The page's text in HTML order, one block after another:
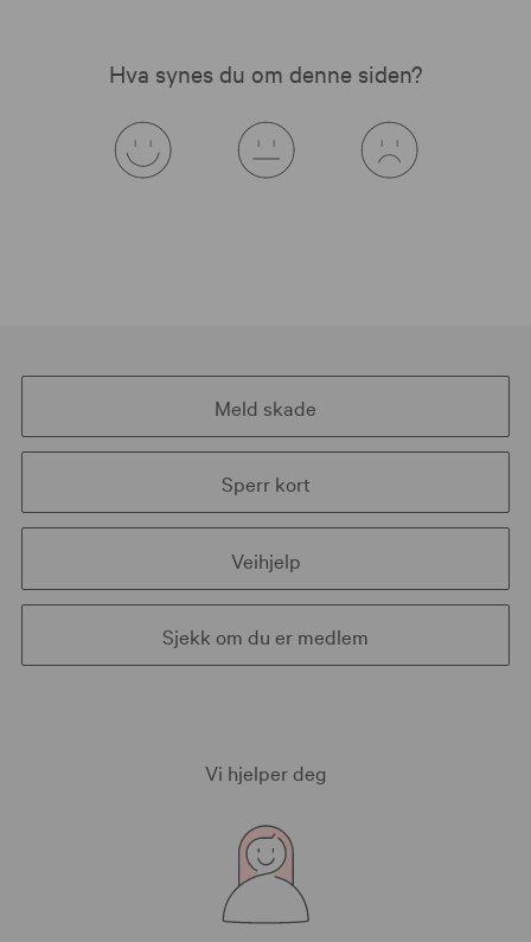
Hva synes du om denne siden?
Meld skade
Sperr kort
Veihjelp
Sjekk om du er medlem
Vi hjelper deg